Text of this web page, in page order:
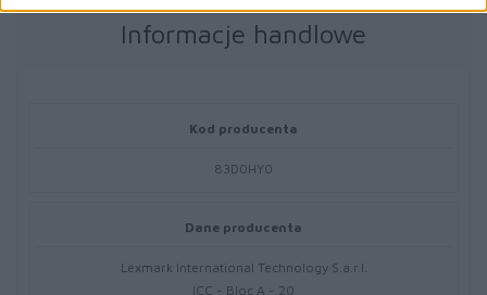
Informacje handlowe
Kod producenta
83D0HY0
Dane producenta
Lexmark International Technology S.a.r.l.
ICC - Bloc A - 20